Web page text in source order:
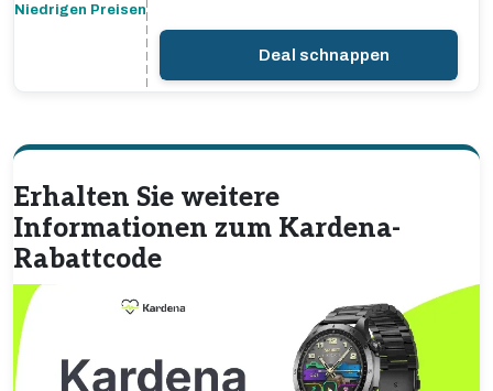
Niedrigen Preisen
Deal schnappen
Erhalten Sie weitere
Informationen zum Kardena-
Rabattcode